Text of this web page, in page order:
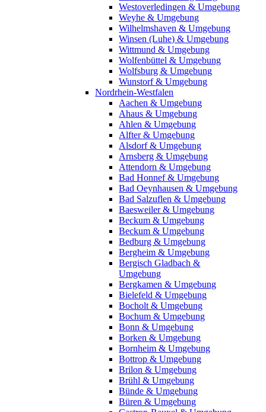
Westoverledingen & Umgebung
Weyhe & Umgebung
Wilhelmshaven & Umgebung
Winsen (Luhe) & Umgebung
Wittmund & Umgebung
Wolfenbüttel & Umgebung
Wolfsburg & Umgebung
Wunstorf & Umgebung
Nordrhein-Westfalen
Aachen & Umgebung
Ahaus & Umgebung
Ahlen & Umgebung
Alfter & Umgebung
Alsdorf & Umgebung
Arnsberg & Umgebung
Attendorn & Umgebung
Bad Honnef & Umgebung
Bad Oeynhausen & Umgebung
Bad Salzuflen & Umgebung
Baesweiler & Umgebung
Beckum & Umgebung
Beckum & Umgebung
Bedburg & Umgebung
Bergheim & Umgebung
Bergisch Gladbach &
Umgebung
Bergkamen & Umgebung
Bielefeld & Umgebung
Bocholt & Umgebung
Bochum & Umgebung
Bonn & Umgebung
Borken & Umgebung
Bornheim & Umgebung
Bottrop & Umgebung
Brilon & Umgebung
Brühl & Umgebung
Bünde & Umgebung
Büren & Umgebung